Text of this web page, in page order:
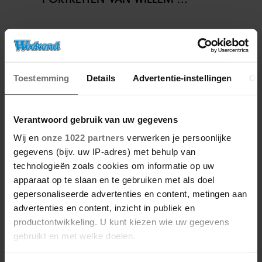
Toestemming Details Advertentie-instellingen
Verantwoord gebruik van uw gegevens
Wij en onze 1022 partners verwerken je persoonlijke
gegevens (bijv. uw IP-adres) met behulp van
technologieën zoals cookies om informatie op uw
apparaat op te slaan en te gebruiken met als doel
gepersonaliseerde advertenties en content, metingen aan
advertenties en content, inzicht in publiek en
productontwikkeling. U kunt kiezen wie uw gegevens
gebruikt en met welke doelen.
27/04/2026
ZO VIERT DE KONINKLIJKE
FAMILIE KONINGSDAG DIT JAAR
IN FRIESLAND